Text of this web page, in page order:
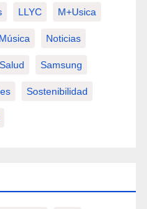
LLYC M+usica
Música Noticias
Salud Samsung
Sostenibilidad